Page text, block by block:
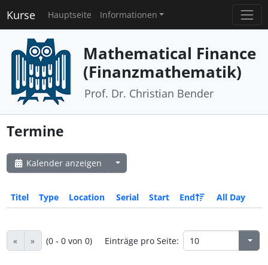
Kurse Hauptseite Informationen
Mathematical Finance
(Finanzmathematik)
Prof. Dr. Christian Bender
Termine
Kalender anzeigen
Titel Type Location Serial Start End All Day
« » (0 - 0 von 0) Einträge pro Seite: